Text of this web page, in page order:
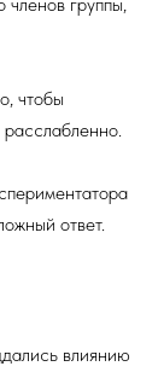
чтобы
ответ.
влиянию